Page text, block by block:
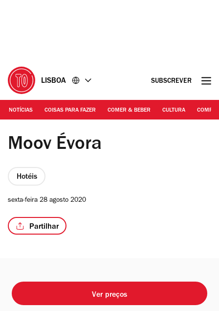
LISBOA SUBSCREVER
NOTÍCIAS COISAS PARA FAZER COMER & BEBER CULTURA
©DR | Moov Évora
Moov Évora
Hotéis
sexta-feira 28 agosto 2020
Partilhar
Ver preços